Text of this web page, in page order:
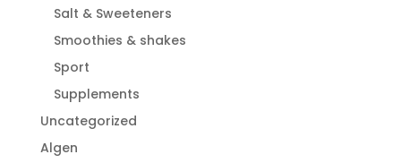
Salt & Sweeteners
Smoothies & shakes
Sport
Supplements
Uncategorized
Algen